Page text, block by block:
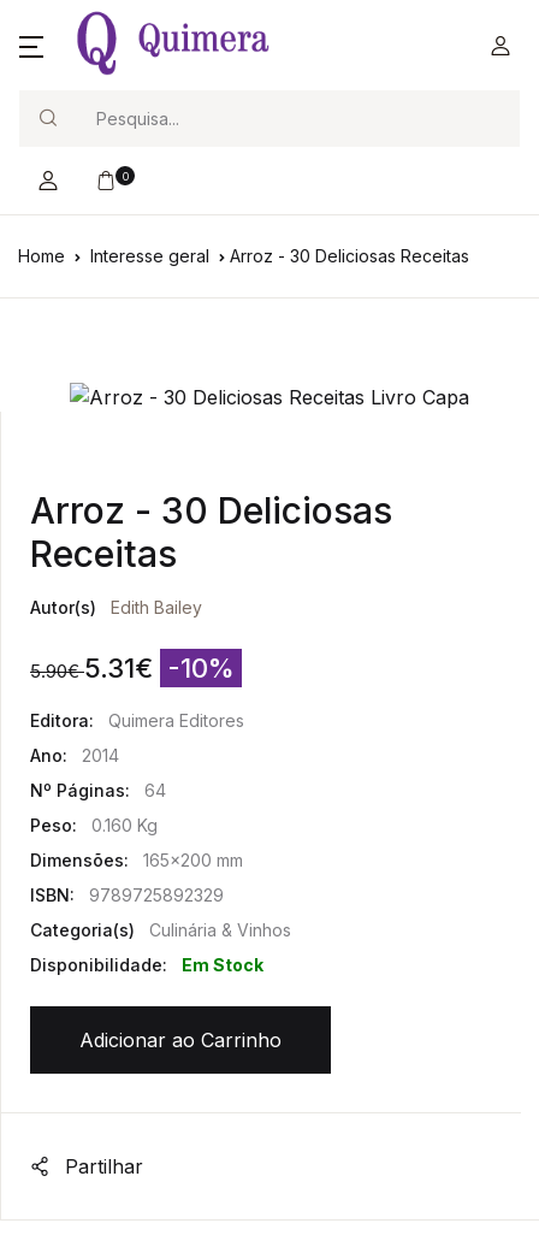
0
Home Interesse geral Arroz - 30 Deliciosas Receitas
Arroz - 30 Deliciosas
Receitas
Autor(s) Edith Bailey
5.90€ 5.31€ -10%
Editora:
Quimera Editores
Ano:
2014
Nº Páginas:
64
Peso:
0.160 Kg
Dimensões:
165x200 mm
ISBN:
9789725892329
Categoria(s)
Culinária & Vinhos
Disponibilidade:
Em Stock
Adicionar ao Carrinho
Partilhar